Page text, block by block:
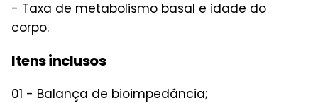
- Taxa de metabolismo basal e idade do
corpo.
Itens inclusos
01 - Balança de bioimpedância;